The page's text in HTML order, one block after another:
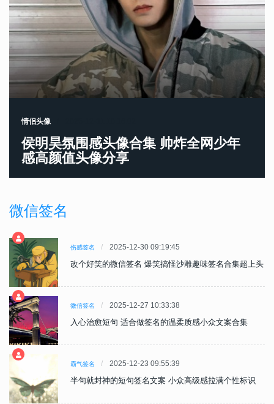
情侣头像
侯明昊氛围感头像合集 帅炸全网少年
感高颜值头像分享
微信签名
伤感签名 2025-12-30 09:19:45
改个好笑的微信签名 爆笑搞怪沙雕趣味签名合集超上头
微信签名 2025-12-27 10:33:38
入心治愈短句 适合做签名的温柔质感小众文案合集
霸气签名 2025-12-23 09:55:39
半句就封神的短句签名文案 小众高级感拉满个性标识